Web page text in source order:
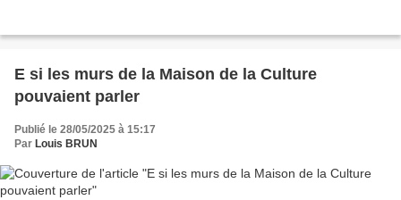
E si les murs de la Maison de la Culture
pouvaient parler
Publié le 28/05/2025 à 15:17
Par Louis BRUN